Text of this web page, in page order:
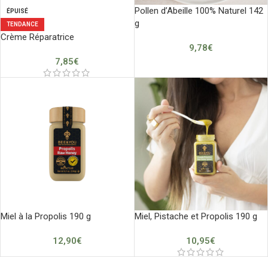
ÉPUISÉ
TENDANCE
Crème Réparatrice
7,85€
Pollen d’Abeille 100% Naturel 142
g
9,78€
Miel à la Propolis 190 g
12,90€
Miel, Pistache et Propolis 190 g
10,95€